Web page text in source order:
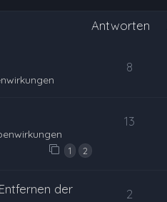
Antworten
8
1 2
13
der
2